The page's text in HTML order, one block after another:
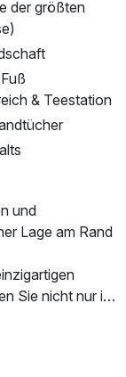
der größten
& Teestation
und
Lage am Rand
Sie nicht nur in
und schnell
Tagesausflug.